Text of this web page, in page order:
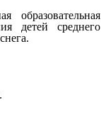
образовательная
детей среднего